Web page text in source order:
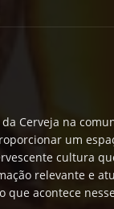
Cerveja na
um
cultura
relevante e
que acontece